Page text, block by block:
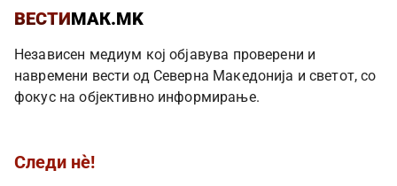
ВЕСТИМАК.MK
Независен медиум кој објавува проверени и
навремени вести од Северна Македонија и светот, со
фокус на објективно информирање.
Следи нè!